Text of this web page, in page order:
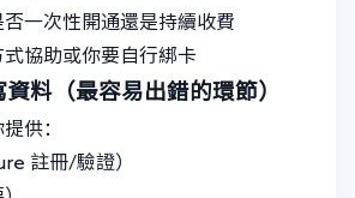
一次性開通還是持續收費
協助或你要自行綁卡
料（最容易出錯的環節）
供：
註冊/驗證）